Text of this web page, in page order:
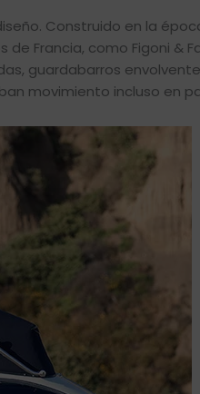
Construido en la
Francia, como Figoni &
guardabarros
movimiento incluso en